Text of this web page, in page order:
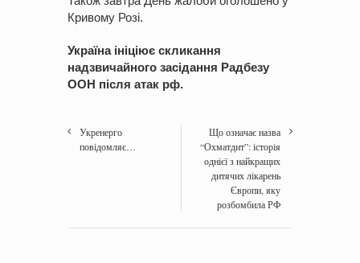
Кривому Розі.
Україна ініціює скликання
надзвичайного засідання Радбезу
ООН після атак рф.
Укренерго
повідомляє…
Що означає назва
“Охматдит”: історія
однієї з найкращих
дитячих лікарень
Європи, яку
розбомбила РФ